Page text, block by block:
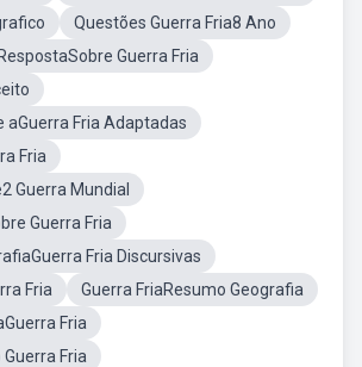
Questões Guerra Fria8 Ano
Guerra Fria
aGuerra Fria Adaptadas
Fria
Guerra Mundial
Guerra Fria
Fria Discursivas
Fria
Guerra FriaResumo Geografia
Fria
Fria